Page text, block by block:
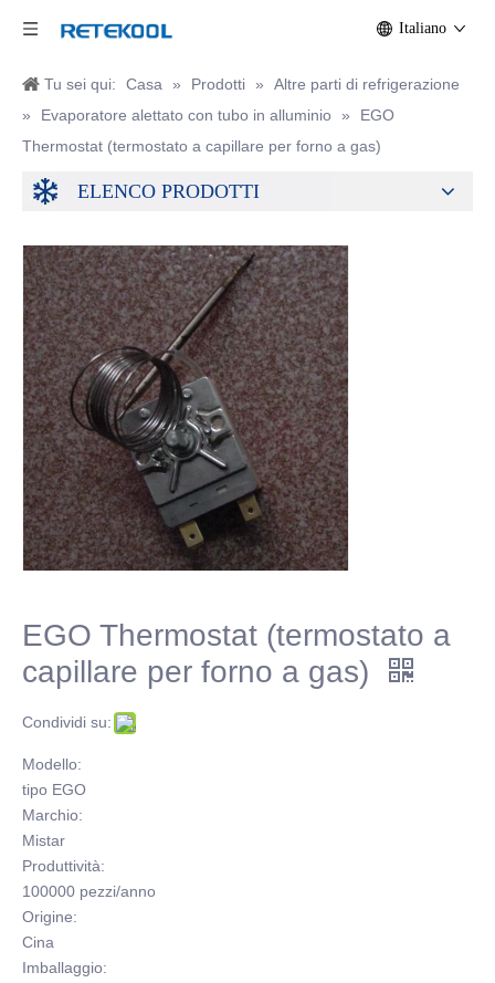
Italiano
Tu sei qui: Casa » Prodotti »
Altre parti di refrigerazione
»
Evaporatore alettato con tubo in alluminio »
EGO
Thermostat (termostato a capillare per forno a gas)
ELENCO PRODOTTI
EGO Thermostat (termostato a
capillare per forno a gas)
Condividi su:
Modello:
tipo EGO
Marchio:
Mistar
Produttività:
100000 pezzi/anno
Origine:
Cina
Imballaggio: